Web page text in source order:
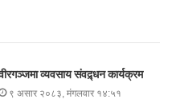
व्यवसाय संवद्र्धन कार्यक्रम
९ असार २०८३, मंगलवार १४:५१